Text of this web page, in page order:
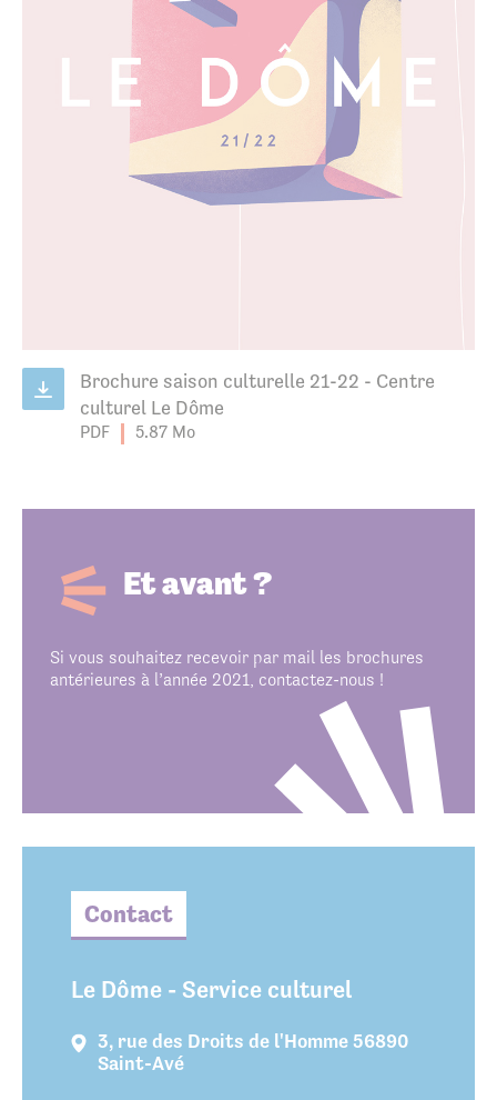
Brochure saison culturelle 21-22 - Centre
culturel Le Dôme
PDF 5.87 Mo
Et avant ?
Si vous souhaitez recevoir par mail les brochures
antérieures à l’année 2021, contactez-nous !
Contact
Le Dôme - Service culturel
3, rue des Droits de l'Homme 56890
Saint-Avé